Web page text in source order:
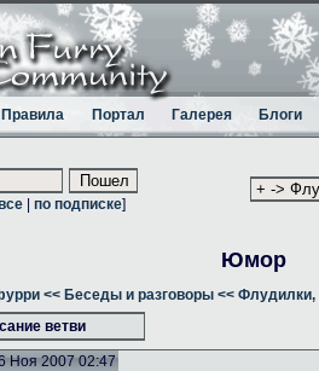
Правила Портал Галерея Блоги
по подписке]
Юмор
<< Беседы и разговоры << Флудилки,
ветви
Ноя 2007 02:47